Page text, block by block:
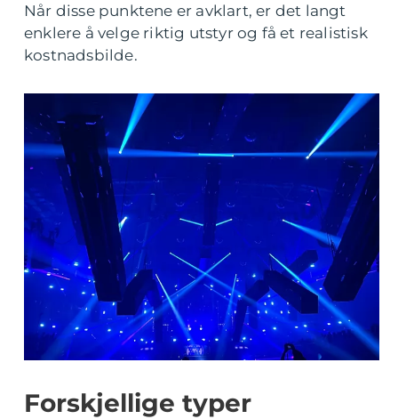
Når disse punktene er avklart, er det langt
enklere å velge riktig utstyr og få et realistisk
kostnadsbilde.
Forskjellige typer